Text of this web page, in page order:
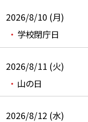
2026/8/10 (月)
学校閉庁日
2026/8/11 (火)
山の日
2026/8/12 (水)